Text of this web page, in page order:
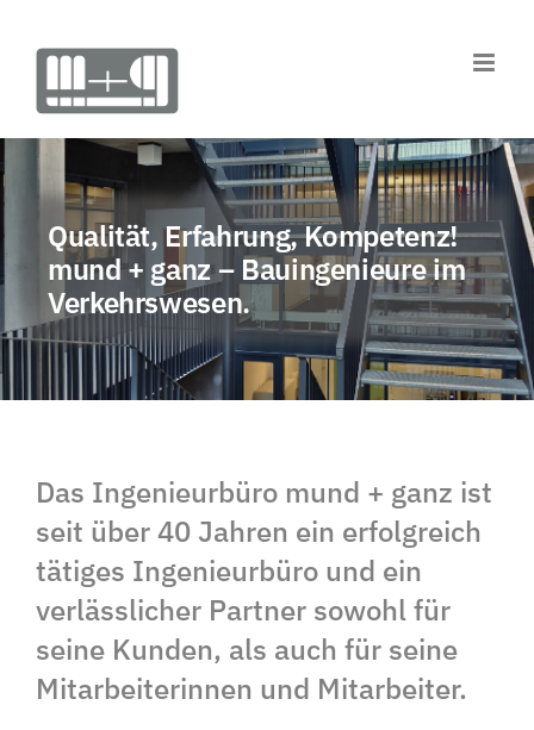
Inhalt
springen
Qualität, Erfahrung, Kompetenz!
mund + ganz – Bauingenieure im
Verkehrswesen.
Das Ingenieurbüro mund + ganz ist
seit über 40 Jahren ein erfolgreich
tätiges Ingenieurbüro und ein
verlässlicher Partner sowohl für
seine Kunden, als auch für seine
Mitarbeiterinnen und Mitarbeiter.